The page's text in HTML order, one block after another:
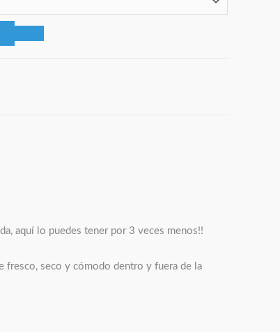
aquí lo puedes tener por 3 veces menos!!
fresco, seco y cómodo dentro y fuera de la